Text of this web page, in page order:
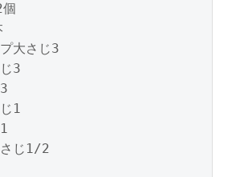
大さじ3
3
1
さじ1/2